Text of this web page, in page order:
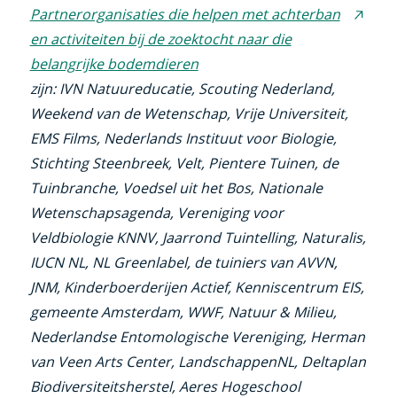
Partnerorganisaties die helpen met achterban
en activiteiten bij de zoektocht naar die
belangrijke bodemdieren
zijn: IVN Natuureducatie, Scouting Nederland,
Weekend van de Wetenschap, Vrije Universiteit,
EMS Films, Nederlands Instituut voor Biologie,
Stichting Steenbreek, Velt, Pientere Tuinen, de
Tuinbranche, Voedsel uit het Bos, Nationale
Wetenschapsagenda, Vereniging voor
Veldbiologie KNNV, Jaarrond Tuintelling, Naturalis,
IUCN NL, NL Greenlabel, de tuiniers van AVVN,
JNM, Kinderboerderijen Actief, Kenniscentrum EIS,
gemeente Amsterdam, WWF, Natuur & Milieu,
Nederlandse Entomologische Vereniging, Herman
van Veen Arts Center, LandschappenNL, Deltaplan
Biodiversiteitsherstel, Aeres Hogeschool